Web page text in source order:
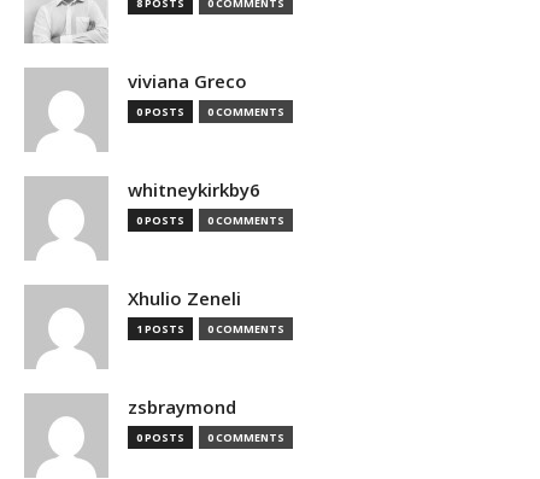
viviana Greco
0 POSTS 0 COMMENTS
whitneykirkby6
0 POSTS 0 COMMENTS
Xhulio Zeneli
1 POSTS 0 COMMENTS
zsbraymond
0 POSTS 0 COMMENTS